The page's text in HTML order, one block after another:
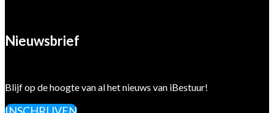
Nieuwsbrief
Blijf op de hoogte van al het nieuws van iBestuur!